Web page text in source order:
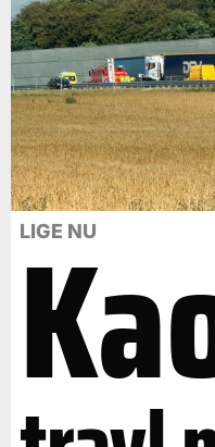
LIGE NU